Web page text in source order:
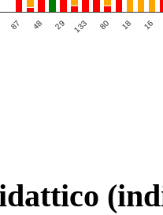
87 48 29 133 80 18 16